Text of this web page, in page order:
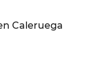
Caleruega